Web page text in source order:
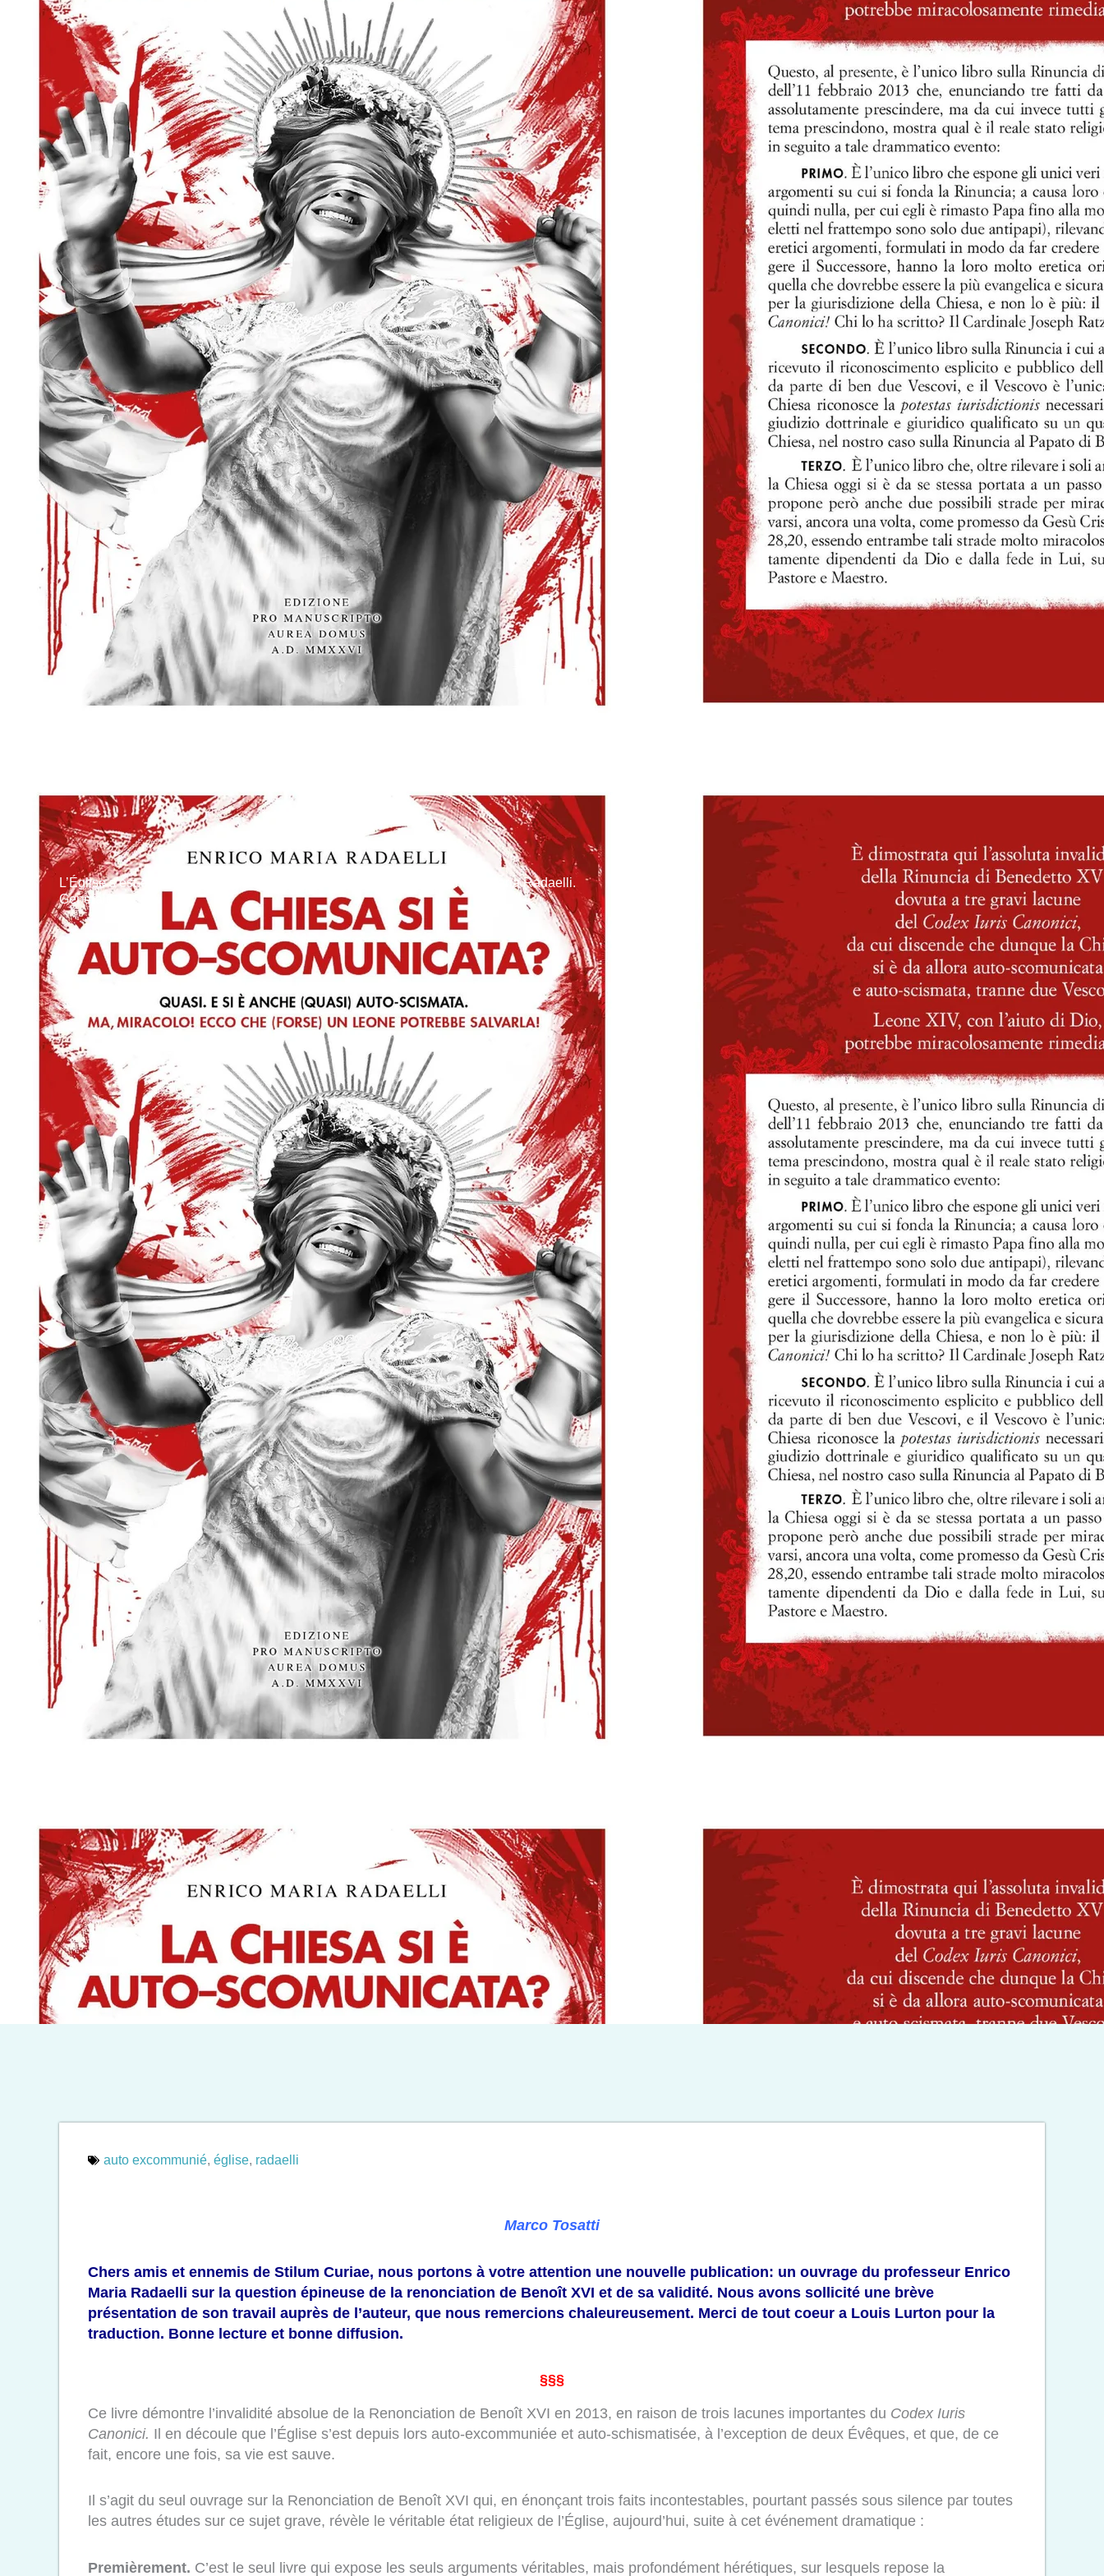
L’Église s’est-elle excommuniée elle-même ? Un Nouveau Livre d’Enrico Maria Radaelli.
Generale
auto excommunié, église, radaelli
Marco Tosatti
Chers amis et ennemis de Stilum Curiae, nous portons à votre attention une nouvelle publication: un ouvrage du professeur Enrico
Maria Radaelli sur la question épineuse de la renonciation de Benoît XVI et de sa validité. Nous avons sollicité une brève
présentation de son travail auprès de l’auteur, que nous remercions chaleureusement. Merci de tout coeur a Louis Lurton pour la
traduction. Bonne lecture et bonne diffusion.
§§§
Ce livre démontre l’invalidité absolue de la Renonciation de Benoît XVI en 2013, en raison de trois lacunes importantes du Codex Iuris
Canonici. Il en découle que l’Église s’est depuis lors auto-excommuniée et auto-schismatisée, à l’exception de deux Évêques, et que, de ce
fait, encore une fois, sa vie est sauve.
Il s’agit du seul ouvrage sur la Renonciation de Benoît XVI qui, en énonçant trois faits incontestables, pourtant passés sous silence par toutes
les autres études sur ce sujet grave, révèle le véritable état religieux de l’Église, aujourd’hui, suite à cet événement dramatique :
Premièrement. C’est le seul livre qui expose les seuls arguments véritables, mais profondément hérétiques, sur lesquels repose la